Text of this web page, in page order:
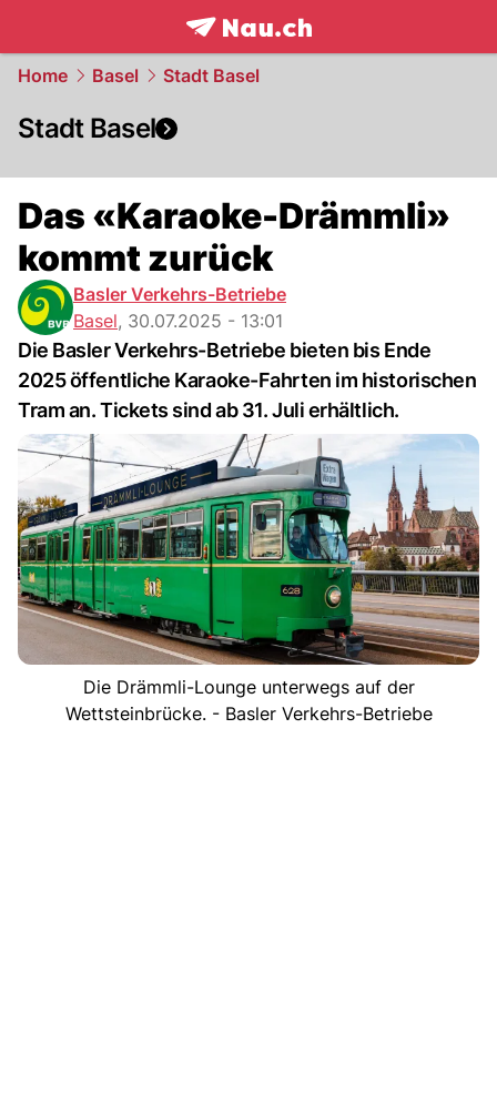
frontpage.NAU.ch
Home Basel Stadt Basel
Stadt Basel
Das «Karaoke-Drämmli»
kommt zurück
Basler Verkehrs-Betriebe
Basel, 30.07.2025 - 13:01
Die Basler Verkehrs-Betriebe bieten bis Ende
2025 öffentliche Karaoke-Fahrten im historischen
Tram an. Tickets sind ab 31. Juli erhältlich.
Die Drämmli-Lounge unterwegs auf der
Wettsteinbrücke. - Basler Verkehrs-Betriebe